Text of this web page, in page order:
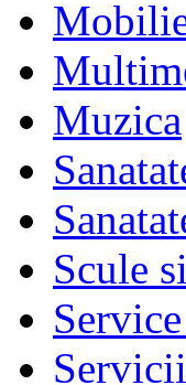
Muzica
Scule
Servicii